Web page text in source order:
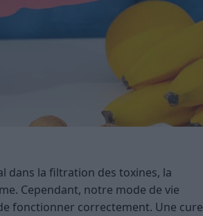
dans la filtration des toxines, la
Cependant, notre mode de vie
fonctionner correctement. Une cure